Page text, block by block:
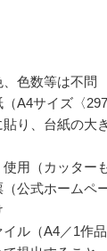
色数等は不問
A4サイズ〈
り、台紙の大
用（カッターも
公式ホームペ
ル（A4／1作品